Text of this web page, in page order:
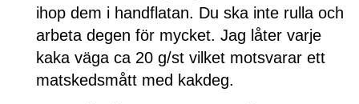
ihop dem i handflatan. Du ska inte rulla och
arbeta degen för mycket. Jag låter varje
kaka väga ca 20 g/st vilket motsvarar ett
matskedsmått med kakdeg.